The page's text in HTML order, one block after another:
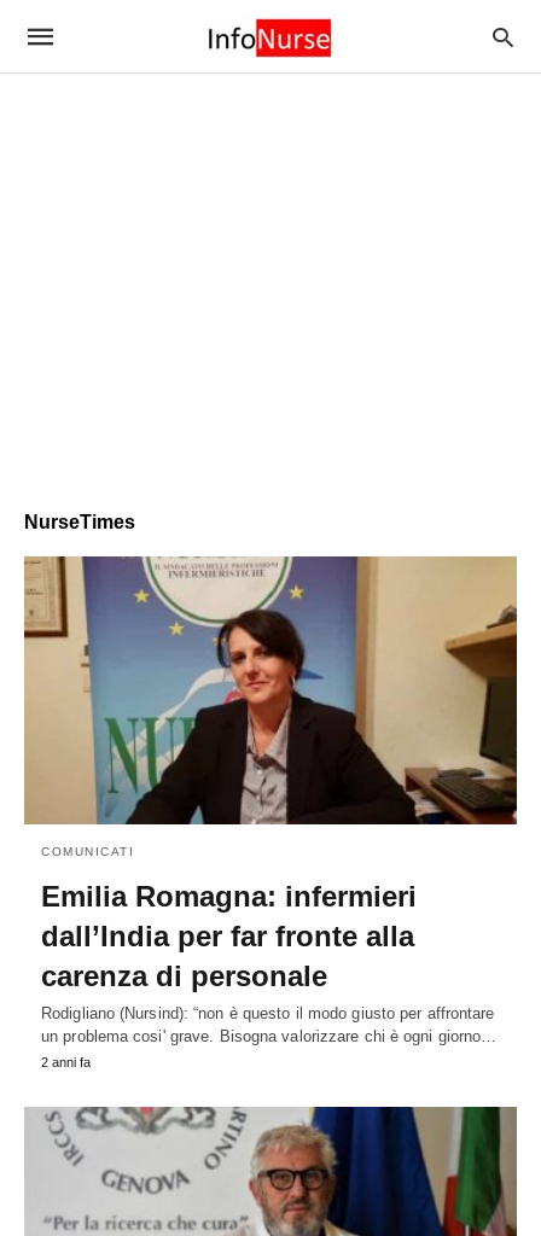
NurseTimes
COMUNICATI
Emilia Romagna: infermieri
dall’India per far fronte alla
carenza di personale
Rodigliano (Nursind): “non è questo il modo giusto per affrontare
un problema cosi' grave. Bisogna valorizzare chi è ogni giorno…
2 anni fa